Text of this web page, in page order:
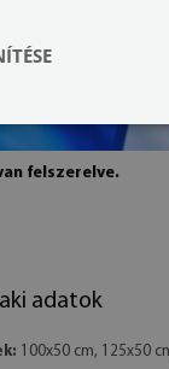
felszerelve.
adatok
100x50 cm, 125x50